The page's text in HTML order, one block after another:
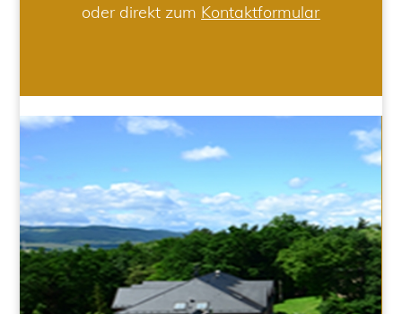
oder direkt zum Kontaktformular
HOTEL